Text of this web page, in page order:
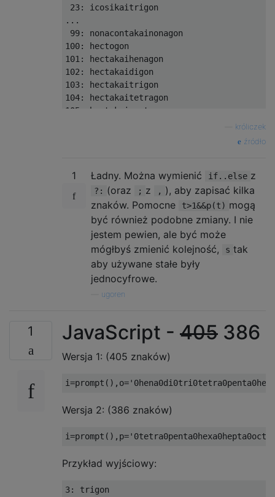
23: icosikaitrigon
...
99: nonacontakainonagon
100: hectogon
101: hectakaihenagon
102: hectakaidigon
103: hectakaitrigon
104: hectakaitetragon
105: hectakaipentagon
110: hectadecagon
111: hectadecakaihenagon
...
997: nonahectanonacontakaiheptagon
998: nonahectanonacontakaioctagon
króliczek
źródło
1 Ładny. Można wymienić if..else z
?: (oraz ; z , ), aby zapisać kilka
znaków. Pomocne
t>1&&p(t) mogą
być również podobne zmiany. I nie
jestem pewien, ale być może
mógłbyś zmienić kolejność,
s tak
aby używane stałe były
jednocyfrowe.
ugoren
1 JavaScript - 405 386
Wersja 1: (405 znaków)
Wersja 2: (386 znaków)
Przykład wyjściowy:
3: trigon